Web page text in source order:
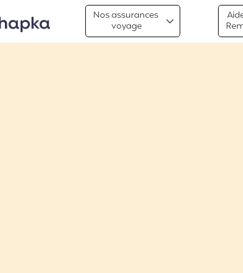
Voyages
Nos assurances
voyage